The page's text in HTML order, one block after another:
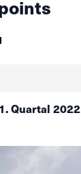
Quartal 2022